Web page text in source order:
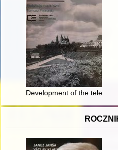
Development of the